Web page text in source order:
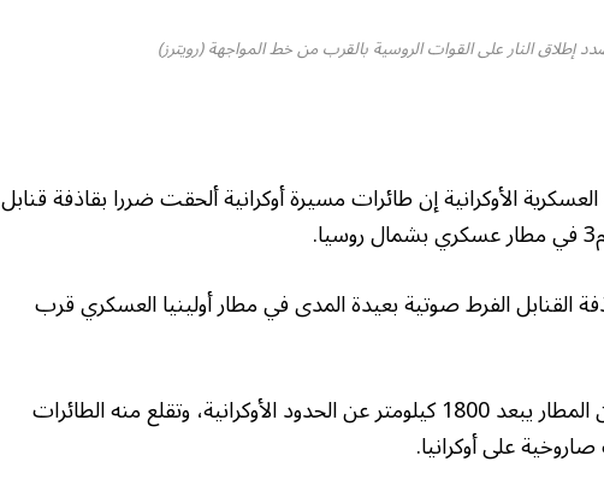
إطلاق النار على القوات الروسية بالقرب من خط المواجهة (رويترز)
الأوكرانية إن طائرات مسيرة أوكرانية ألحقت ضررا بقاذفة قنابل
القنابل الفرط صوتية بعيدة المدى في مطار أولينيا العسكري قرب
وذكرت صحيفة أوكراينسكا برافدا أن المطار يبعد 1800 كيلومتر عن الحدود الأوكرانية، وتقلع منه الطائرات
على أوكرانيا.